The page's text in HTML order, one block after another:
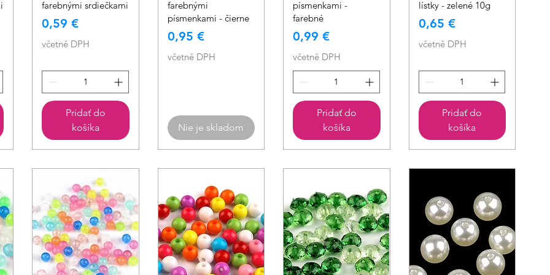
farebnými srdiečkami
Cena
0,59 €
včetně DPH
Pridať do
košíka
farebnými
písmenkami - čierne
Cena
0,95 €
včetně DPH
Nie je skladom
písmenkami -
farebné
Cena
0,99 €
včetně DPH
Pridať do
košíka
lístky - zelené 10g
Cena
0,65 €
včetně DPH
Pridať do
košíka